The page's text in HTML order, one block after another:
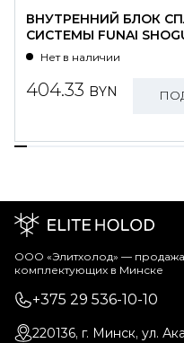
ВНУТРЕННИЙ БЛОК
СИСТЕМЫ FUNAI
SG25HP.D01/S
Нет в наличии
404.33 BYN
ООО «Элитхолод» ―
комплектующих в Минске
+375 29 536-10-10
220136, г. Минск, ул.